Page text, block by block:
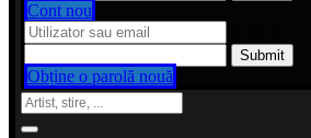
Cont nou
Obține o parolă nouă